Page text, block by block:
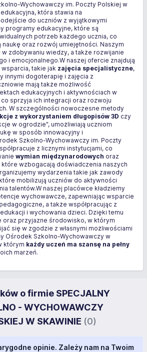
Wychowawczy im. Poczty Polskiej w
która stawia na
do uczniów z wyjątkowymi
programy edukacyjne, które są
potrzeb każdego ucznia, co
naukę oraz rozwój umiejętności. Naszym
zdobywaniu wiedzy, a także rozwijanie
i emocjonalnego.W naszej ofercie znajdują
takie jak zajęcia specjalistyczne,
innymi dogoterapię i zajęcia z
mają także możliwość
edukacyjnych i aktywnościach w
sprzyja ich integracji oraz rozwoju
W szczególności nowoczesne metody
z wykorzystaniem długopisów 3D czy
w ogrodzie", umożliwiają uczniom
w sposób innowacyjny i
Szkolno-Wychowawczy im. Poczty
z licznymi instytucjami, co
wymian międzynarodowych oraz
wzbogacają doświadczenia naszych
wydarzenia takie jak zawody
mobilizują uczniów do aktywności
talentów.W naszej placówce kładziemy
wychowawcze, zapewniając wsparcie
a także współpracując z
i wychowania dzieci. Dzięki temu
przyjazne środowisko, w którym
się w zgodzie z własnymi możliwościami
Ośrodek Szkolno-Wychowawczy w
którym każdy uczeń ma szansę na pełny
marzeń.
o firmie SPECJALNY
- WYCHOWAWCZY
W SKAWINIE (0)
opinie. Zależy nam na Twoim